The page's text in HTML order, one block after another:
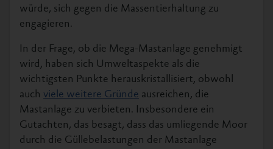
würde, sich gegen die Massentierhaltung zu
engagieren.
In der Frage, ob die Mega-Mastanlage genehmigt
wird, haben sich Umweltaspekte als die
wichtigsten Punkte herauskristallisiert, obwohl
auch viele weitere Gründe ausreichen, die
Mastanlage zu verbieten. Insbesondere ein
Gutachten, das besagt, dass das umliegende Moor
durch die Güllebelastungen der Mastanlage